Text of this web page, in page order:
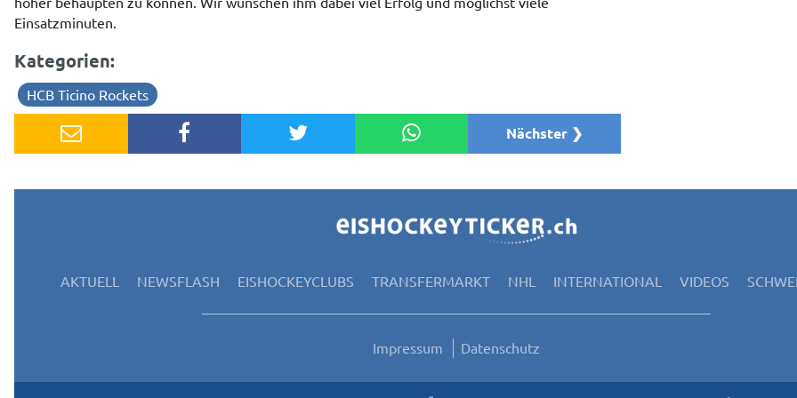
Einsatzminuten.
Kategorien:
HCB Ticino Rockets
Nächster ❯
AKTUELL NEWSFLASH EISHOCKEYCLUBS TRANSFERMARKT NHL INTERNATIONAL VIDEOS
Impressum Datenschutz